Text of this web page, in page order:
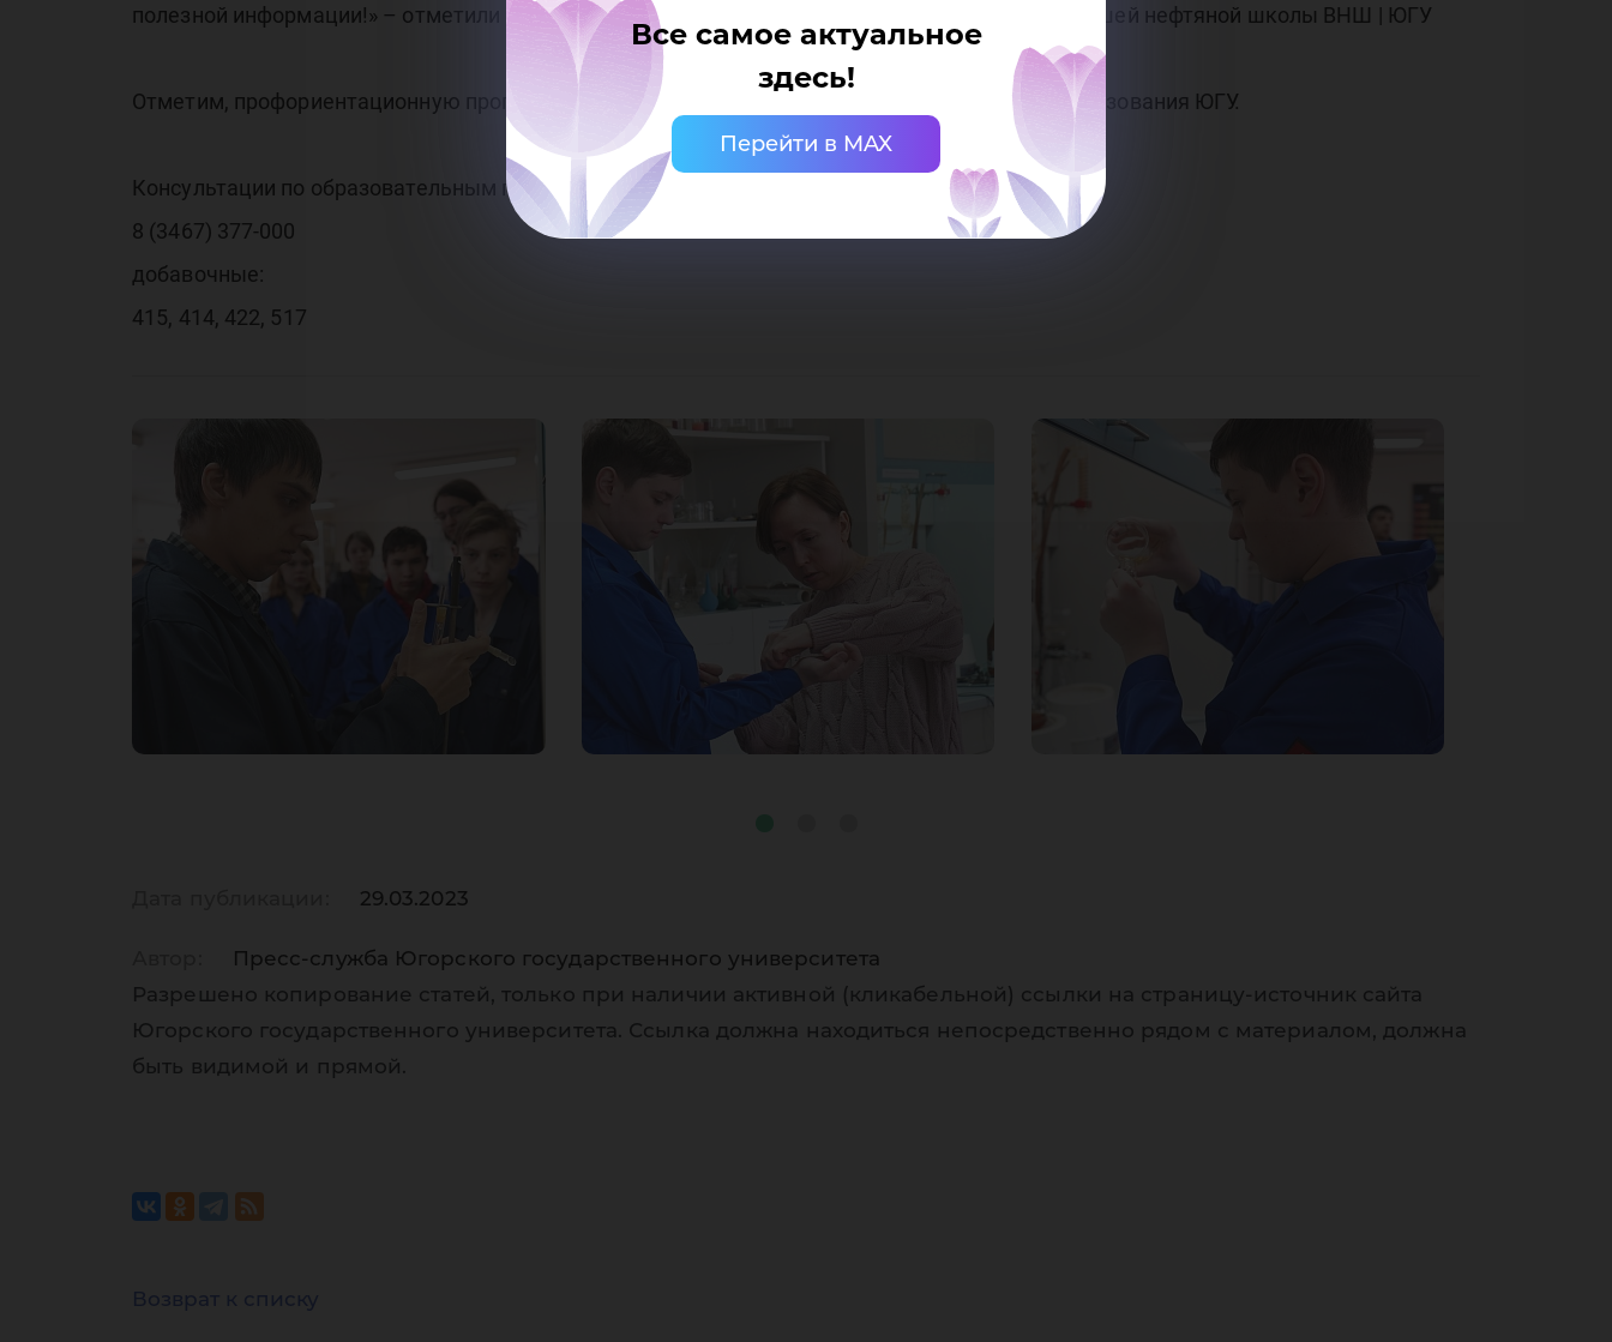
Все самое актуальное
здесь!
Перейти в MAX
полезной информации!» – отметили руководители образовательной программы по химии Высшей нефтяной школы ВНШ | ЮГУ
Отметим, профориентационную программу обучения разработал Центр дополнительного образования ЮГУ.
Консультации по образовательным программам
8 (3467) 377-000
добавочные:
415, 414, 422, 517
29.03.2023
Пресс-служба Югорского государственного университета
Разрешено копирование статей, только при наличии активной (кликабельной) ссылки на страницу-источник сайта
Югорского государственного университета. Ссылка должна находиться непосредственно рядом с материалом, должна
быть видимой и прямой.
Возврат к списку